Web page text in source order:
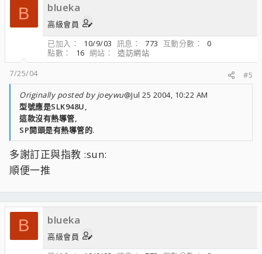
B blueka
高級會員
已加入
10/9/03 訊息 773 互動分數
0
點數
16 網站
造訪網站
7/25/04
#5
Originally posted by joeywu@Jul 25 2004, 10:22 AM
型號應是SLK948U,
這款沒有熱導管,
SP開頭是有熱導管的.
多謝訂正與指教 :sun:
順便一推
B blueka
高級會員